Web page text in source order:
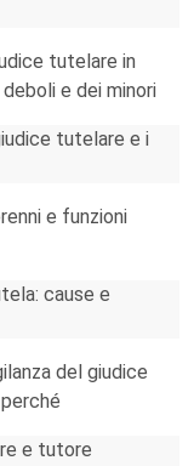
tutelare in
e dei minori
tutelare e i
e funzioni
cause e
del giudice
e tutore